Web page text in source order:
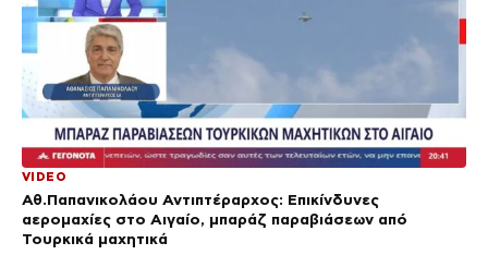
VIDEO
Αθ.Παπανικολάου Αντιπτέραρχος: Επικίνδυνες
αερομαχίες στο Αιγαίο, μπαράζ παραβιάσεων από
Τουρκικά μαχητικά